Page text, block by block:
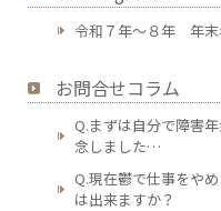
令和７年～８年 年末
お問合せコラム
Q.まずは自分で障害
念しました…
Q.現在鬱で仕事をや
は出来ますか？